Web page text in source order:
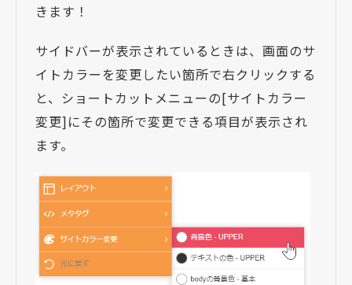
きます！
サイドバーが表示されているときは、画面のサ
イトカラーを変更したい箇所で右クリックする
と、ショートカットメニューの[サイトカラー
変更]にその箇所で変更できる項目が表示され
ます。